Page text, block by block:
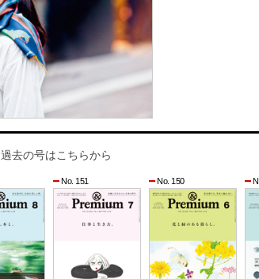
過去の号はこちらから
No. 151 No. 150